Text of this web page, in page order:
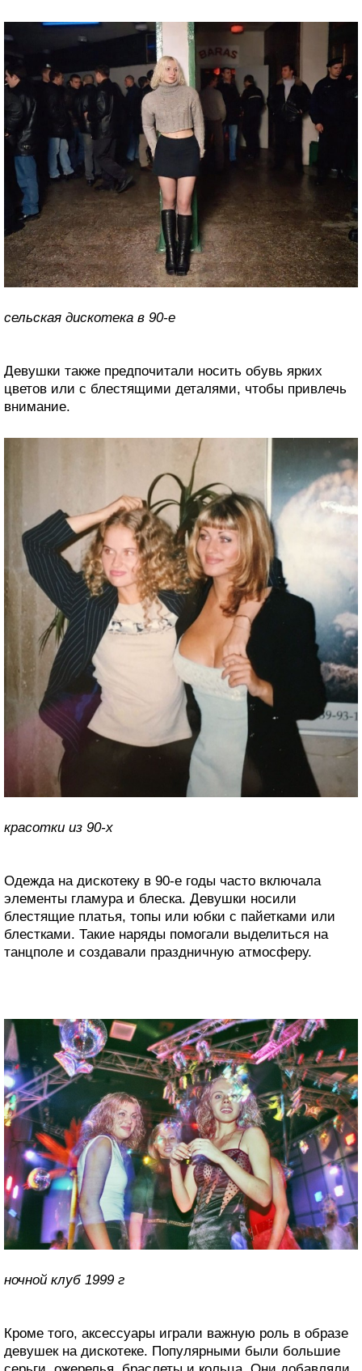
сельская дискотека в 90-е
Девушки также предпочитали носить обувь ярких
цветов или с блестящими деталями, чтобы привлечь
внимание.
красотки из 90-х
Одежда на дискотеку в 90-е годы часто включала
элементы гламура и блеска. Девушки носили
блестящие платья, топы или юбки с пайетками или
блестками. Такие наряды помогали выделиться на
танцполе и создавали праздничную атмосферу.
ночной клуб 1999 г
Кроме того, аксессуары играли важную роль в образе
девушек на дискотеке. Популярными были большие